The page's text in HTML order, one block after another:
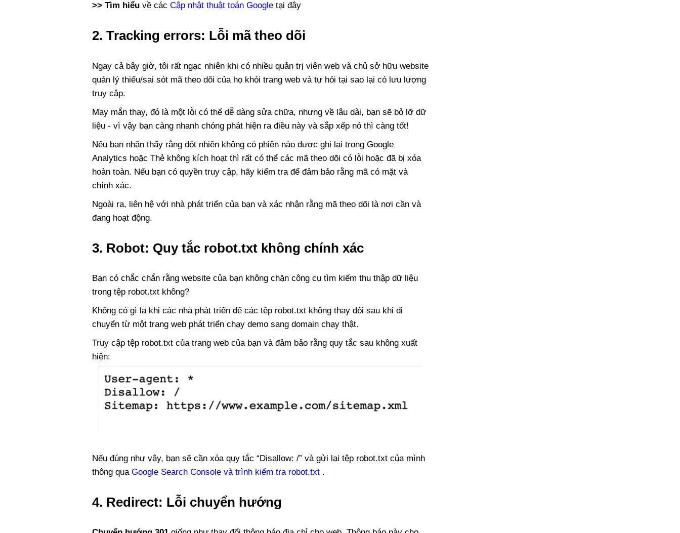
>> Tìm hiểu về các Cập nhật thuật toán Google tại đây
2. Tracking errors: Lỗi mã theo dõi
Ngay cả bây giờ, tôi rất ngạc nhiên khi có nhiều quản trị viên web và chủ sở hữu website
quản lý thiếu/sai sót mã theo dõi của họ khỏi trang web và tự hỏi tại sao lại có lưu lượng
truy cập.
May mắn thay, đó là một lỗi có thể dễ dàng sửa chữa, nhưng về lâu dài, bạn sẽ bỏ lỡ dữ
liệu - vì vậy bạn càng nhanh chóng phát hiện ra điều này và sắp xếp nó thì càng tốt!
Nếu bạn nhận thấy rằng đột nhiên không có phiên nào được ghi lại trong Google
Analytics hoặc Thẻ không kích hoạt thì rất có thể các mã theo dõi có lỗi hoặc đã bị xóa
hoàn toàn. Nếu bạn có quyền truy cập, hãy kiểm tra để đảm bảo rằng mã có mặt và
chính xác.
Ngoài ra, liên hệ với nhà phát triển của bạn và xác nhận rằng mã theo dõi là nơi cần và
đang hoạt động.
3. Robot: Quy tắc robot.txt không chính xác
Bạn có chắc chắn rằng website của bạn không chặn công cụ tìm kiếm thu thập dữ liệu
trong tệp robot.txt không?
Không có gì lạ khi các nhà phát triển để các tệp robot.txt không thay đổi sau khi di
chuyển từ một trang web phát triển chạy demo sang domain chạy thật.
Truy cập tệp robot.txt của trang web của bạn và đảm bảo rằng quy tắc sau không xuất
hiện:
Nếu đúng như vậy, bạn sẽ cần xóa quy tắc “Disallow: /” và gửi lại tệp robot.txt của mình
thông qua Google Search Console và trình kiểm tra robot.txt .
4. Redirect: Lỗi chuyển hướng